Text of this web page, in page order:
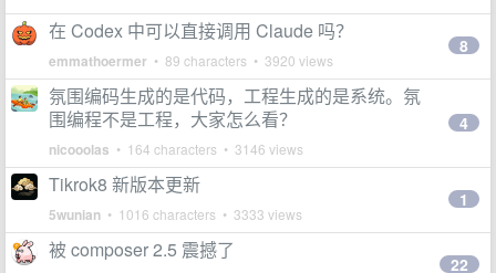
在 Codex 中可以直接调用 Claude 吗？
emmathoermer • 89 characters • 3920 views
8
氛围编码生成的是代码，工程生成的是系统。氛
围编程不是工程，大家怎么看？
nicooolas • 164 characters • 3146 views
4
Tikrok8 新版本更新
5wunian • 1016 characters • 3333 views
1
被 composer 2.5 震撼了
22